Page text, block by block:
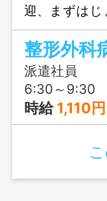
迎、まずは
整形外科
派遣社員
6:30～9:30
時給 1,110円